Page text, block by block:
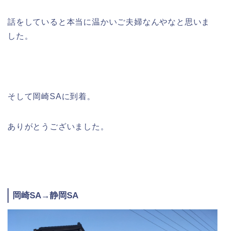
話をしていると本当に温かいご夫婦なんやなと思いま
した。
そして岡崎SAに到着。
ありがとうございました。
岡崎SA→静岡SA